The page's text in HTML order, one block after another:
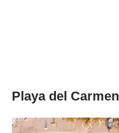
Playa del Carmen